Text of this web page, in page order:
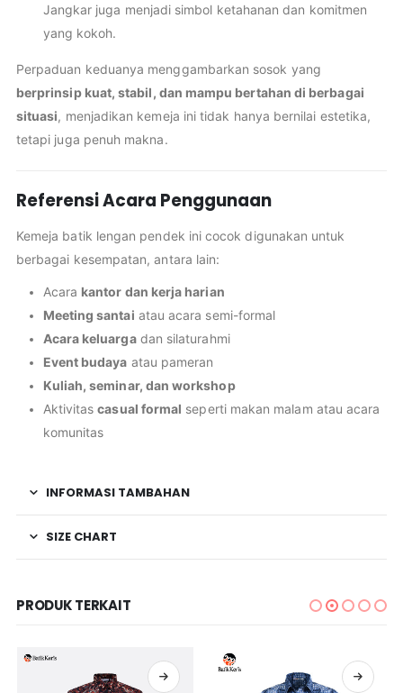
Jangkar juga menjadi simbol ketahanan dan komitmen
yang kokoh.
Perpaduan keduanya menggambarkan sosok yang
berprinsip kuat, stabil, dan mampu bertahan di berbagai
situasi, menjadikan kemeja ini tidak hanya bernilai estetika,
tetapi juga penuh makna.
Referensi Acara Penggunaan
Kemeja batik lengan pendek ini cocok digunakan untuk
berbagai kesempatan, antara lain:
Acara kantor dan kerja harian
Meeting santai atau acara semi-formal
Acara keluargadan silaturahmi
Event budaya atau pameran
Kuliah, seminar, dan workshop
Aktivitascasual formal seperti makan malam atau acara
komunitas
INFORMASI TAMBAHAN
SIZE CHART
PRODUK TERKAIT